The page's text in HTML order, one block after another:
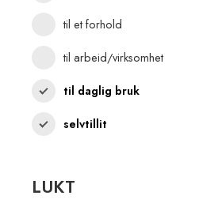
til et forhold
til arbeid/virksomhet
til daglig bruk
selvtillit
LUKT